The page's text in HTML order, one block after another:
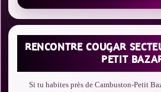
RENCONTRE COUGAR
PETIT
Si tu habites près de Cambuston-Petit